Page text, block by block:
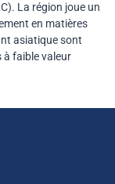
La région joue un
en matières
asiatique sont
à faible valeur